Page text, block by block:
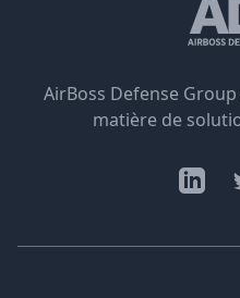
AirBoss Defense
matière de